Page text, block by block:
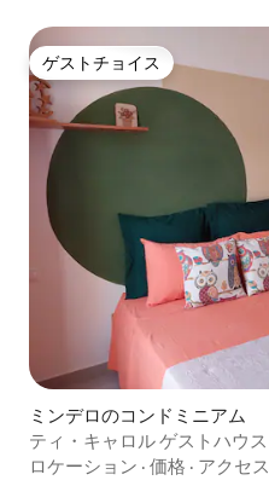
ゲストチョイス
ゲストチョイス
ミンデロのコンドミニアム
ティ・キャロル ゲストハウス
ロケーション · 価格 · アクセス